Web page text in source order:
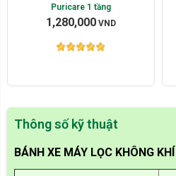
Puricare 1 tầng
1,280,000 VND
Thông số kỹ thuật
BÁNH XE MÁY LỌC KHÔNG